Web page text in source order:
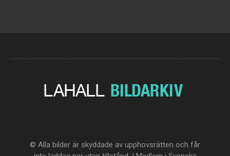
© Alla bilder är skyddade av upphovsrätten och får